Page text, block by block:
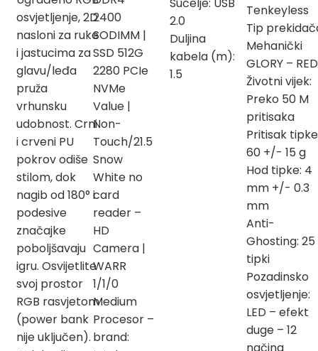
osvjetljenje, 2D
nasloni za ruke
i jastucima za
glavu/leđa
pruža
vrhunsku
udobnost. Crni
i crveni PU
pokrov odiše
stilom, dok
nagib od 180° i
podesive
značajke
poboljšavaju
igru. Osvijetlite
svoj prostor
RGB rasvjetom
(power bank
nije uključen).
2400
SODIMM |
SSD 512G
2280 PCIe
NVMe
Value |
Non-
Touch/21.5
Snow
White no
card
reader –
HD
Camera |
WARR
1/1/0
Medium
Procesor –
brand:
2.0
Duljina
kabela (m):
1.5
Tenkeyless
Tip
Mehanički
GLORY – RED
Životni vijek:
Preko 50 M
pritisaka
Pritisak
60 +/- 15 g
Hod tipke: 4
mm +/- 0.3
mm
Anti-
Ghosting: 25
tipki
Pozadinsko
osvjetljenje:
LED – efekt
duge – 12
načina